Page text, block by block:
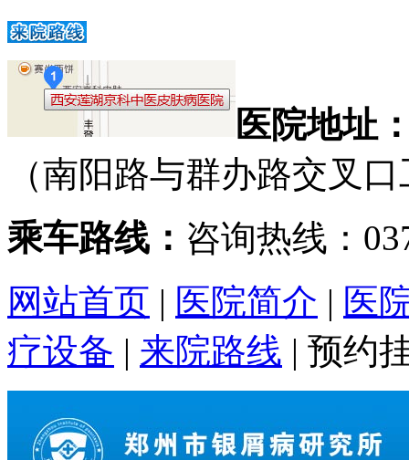
医院地址
（南阳路与群办路交叉
乘车路线： 咨询热线：
网站首页 | 医院简介 | 医
疗设备 | 来院路线 | 预约